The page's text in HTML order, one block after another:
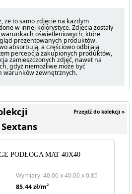
że to samo zdjęcie na każdym
w innej kolorystyce. Zdjęcia zostały
oświetleniowych, które
prezentowanych produktów.
absorbują, a częściowo odbijają
percepcja zakupionych produktów,
zamieszczonych zdjęć, nawet na
gdyż niemożliwe może być
warunków zewnętrznych.
Przejdź do kolekcji »
PODŁOGA MAT 40X40
Wymiary: 40.00 x 40.00 x 0.85
85.44zł/m2